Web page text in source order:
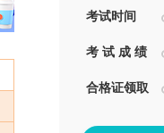
考试时间
考 试 成 绩
合格证领取